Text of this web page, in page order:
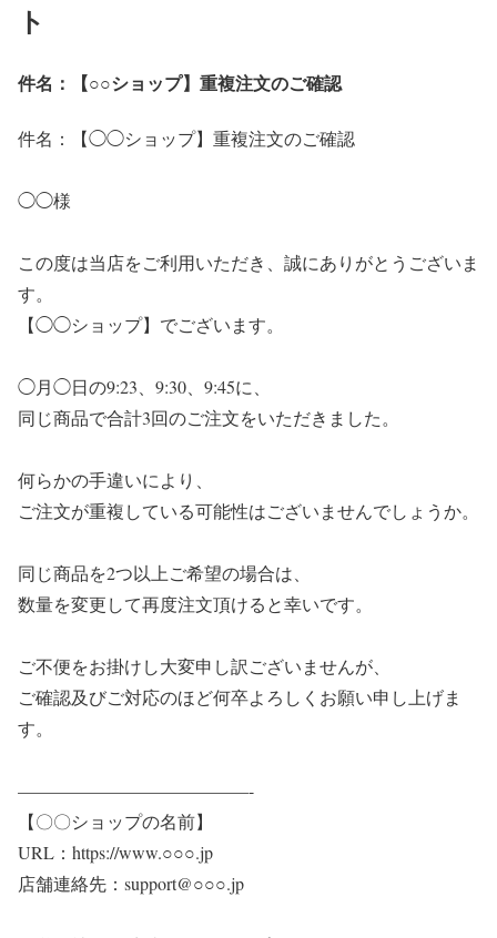
ト
件名：【○○ショップ】重複注文のご確認
件名：【◯◯ショップ】重複注文のご確認
◯◯様
この度は当店をご利用いただき、誠にありがとうございま
す。
【◯◯ショップ】でございます。
◯月◯日の9:23、9:30、9:45に、
同じ商品で合計3回のご注文をいただきました。
何らかの手違いにより、
ご注文が重複している可能性はございませんでしょうか。
同じ商品を2つ以上ご希望の場合は、
数量を変更して再度注文頂けると幸いです。
ご不便をお掛けし大変申し訳ございませんが、
ご確認及びご対応のほど何卒よろしくお願い申し上げま
す。
—————————————-
【〇〇ショップの名前】
URL：https://www.○○○.jp
店舗連絡先：support@○○○.jp